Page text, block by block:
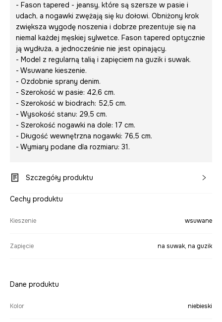
- Fason tapered - jeansy, które są szersze w pasie i
udach, a nogawki zwężają się ku dołowi. Obniżony krok
zwiększa wygodę noszenia i dobrze prezentuje się na
niemal każdej męskiej sylwetce. Fason tapered optycznie
ją wydłuża, a jednocześnie nie jest opinający.
- Model z regularną talią i zapięciem na guzik i suwak.
- Wsuwane kieszenie.
- Ozdobnie sprany denim.
- Szerokość w pasie: 42,6 cm.
- Szerokość w biodrach: 52,5 cm.
- Wysokość stanu: 29,5 cm.
- Szerokość nogawki na dole: 17 cm.
- Długość wewnętrzna nogawki: 76,5 cm.
- Wymiary podane dla rozmiaru: 31.
Szczegóły produktu
Cechy produktu
Kieszenie wsuwane
Zapięcie na suwak, na guzik
Dane produktu
Kolor niebieski